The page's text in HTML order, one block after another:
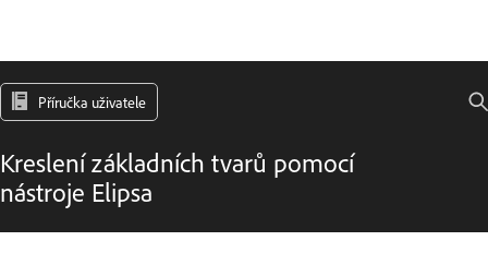
Příručka uživatele
Kreslení základních tvarů pomocí
nástroje Elipsa